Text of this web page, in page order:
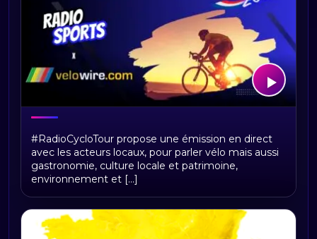
RadioCycloTour, le direct
#RadioCycloTour propose une émission en direct
avec les acteurs locaux, pour parler vélo mais aussi
gastronomie, culture locale et patrimoine,
environnement et [...]